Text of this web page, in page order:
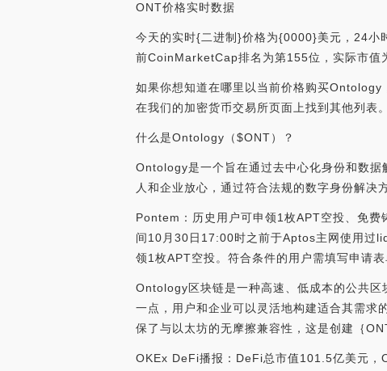
ONT价格实时数据
今天的实时{二进制}价格为{0000}美元，24
前CoinMarketCap排名为第155位，实际市
如果你想知道在哪里以当前价格购买
在我们的加密货币交易所页面上找到其他列表。
什么是Ontology（$ONT）？
Ontology是一个旨在通过去中心化身份和数
人和企业放心，通过符合法规的数字身份解决
Pontem：历史用户可申领1枚APT空投、免
间10月30日17:00时之前于Aptos主网使用过
领1枚APT空投。符合条件的用户需填写申请
Ontology区块链是一种高速、低成本的公共
一点，用户和企业可以灵活地构建适合其需
保了与以太坊的无摩擦兼容性，这是创建｛
OKEx DeFi播报：DeFi总市值101.5亿美元，